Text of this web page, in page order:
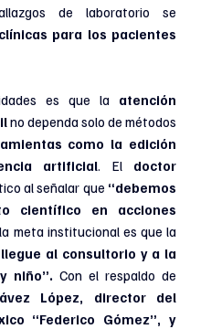
de laboratorio se
para los pacientes
es que la atención
no dependa solo de métodos
como la edición
artificial. El doctor
al señalar que “debemos
científico en acciones
meta institucional es que la
al consultorio y a la
niño”. Con el respaldo de
López, director del
“Federico Gómez”, y